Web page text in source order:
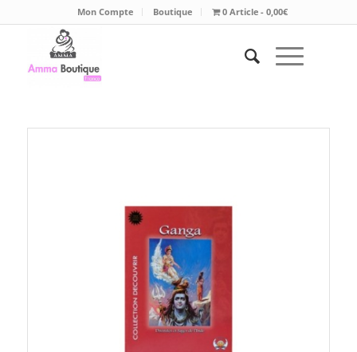
Mon Compte Boutique 0 Article 0,00€